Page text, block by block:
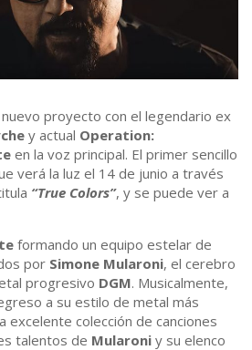
proyecto con el legendario ex
y actual Operation:
en la voz principal. El primer sencillo
verá la luz el 14 de junio a través
“True Colors”, y se puede ver a
formando un equipo estelar de
por Simone Mularoni, el cerebro
progresivo DGM. Musicalmente,
a su estilo de metal más
excelente colección de canciones
talentos de Mularoni y su elenco